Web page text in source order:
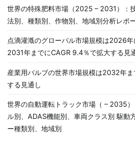
世界の特殊肥料市場（2025 – 2031）：
法別、種類別、作物別、地域別分析レポ
点滴灌漑のグローバル市場規模は2026年
2031年までにCAGR 9.4％で拡大する見
産業用バルブの世界市場規模は2032年
する見通し
世界の自動運転トラック市場（ – 2035
ル別、ADAS機能別、車両クラス別 駆動
ー種類別、地域別